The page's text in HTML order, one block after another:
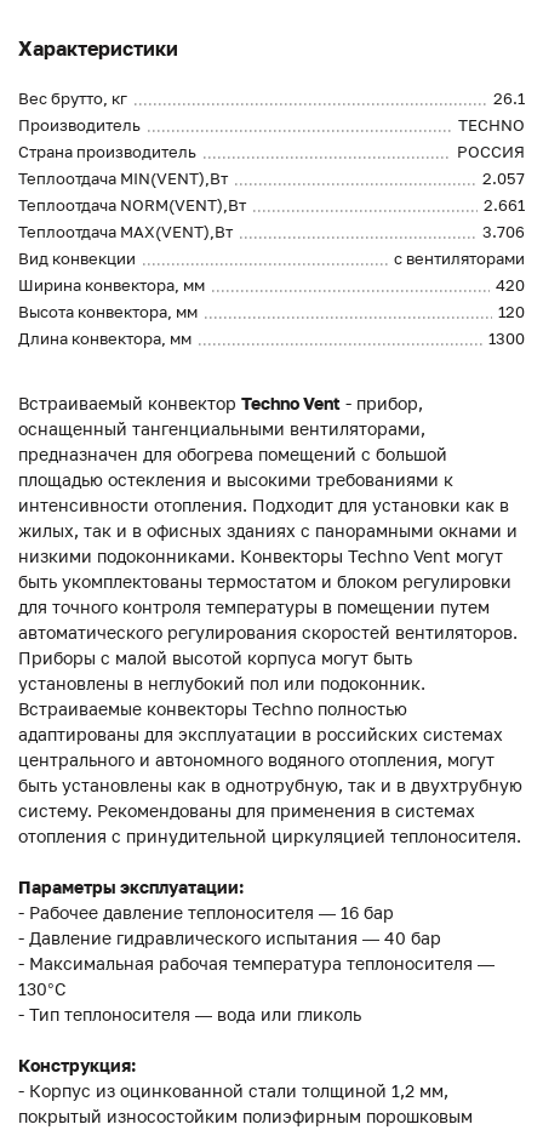
Характеристики
Вес брутто, кг
26.1
Производитель
TECHNO
Страна производитель
РОССИЯ
Теплоотдача MIN(VENT),Вт
2.057
Теплоотдача NORM(VENT),Вт
2.661
Теплоотдача MAX(VENT),Вт
3.706
Вид конвекции
с вентиляторами
Ширина конвектора, мм
420
Высота конвектора, мм
120
Длина конвектора, мм
1300
Встраиваемый конвектор Techno Vent - прибор,
оснащенный тангенциальными вентиляторами,
предназначен для обогрева помещений с большой
площадью остекления и высокими требованиями к
интенсивности отопления. Подходит для установки как в
жилых, так и в офисных зданиях с панорамными окнами и
низкими подоконниками. Конвекторы Techno Vent могут
быть укомплектованы термостатом и блоком регулировки
для точного контроля температуры в помещении путем
автоматического регулирования скоростей вентиляторов.
Приборы с малой высотой корпуса могут быть
установлены в неглубокий пол или подоконник.
Встраиваемые конвекторы Techno полностью
адаптированы для эксплуатации в российских системах
центрального и автономного водяного отопления, могут
быть установлены как в однотрубную, так и в двухтрубную
систему. Рекомендованы для применения в системах
отопления с принудительной циркуляцией теплоносителя.
Параметры эксплуатации:
- Рабочее давление теплоносителя — 16 бар
- Давление гидравлического испытания — 40 бар
- Максимальная рабочая температура теплоносителя —
130°С
- Тип теплоносителя — вода или гликоль
Конструкция:
- Корпус из оцинкованной стали толщиной 1,2 мм,
покрытый износостойким полиэфирным порошковым